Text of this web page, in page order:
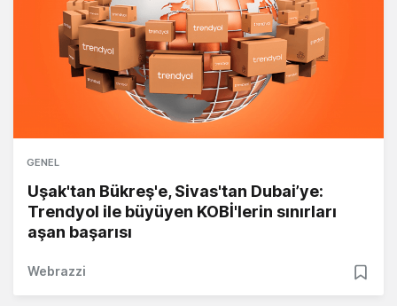
GENEL
Uşak'tan Bükreş'e, Sivas'tan Dubai’ye:
Trendyol ile büyüyen KOBİ'lerin sınırları
aşan başarısı
Webrazzi